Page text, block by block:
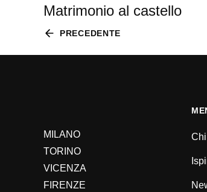
Matrimonio al castello
PRECEDENTE
MILANO
TORINO
VICENZA
FIRENZE